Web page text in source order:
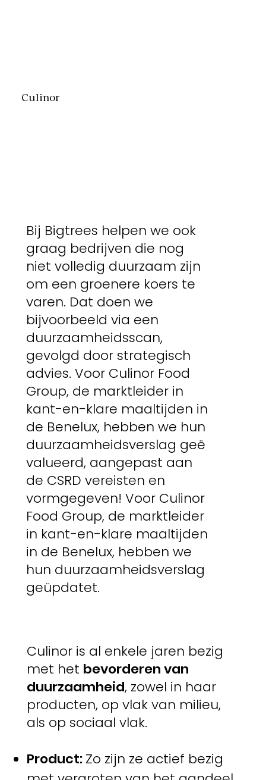
Bij Bigtrees helpen we ook
graag bedrijven die nog
niet volledig duurzaam zijn
om een groenere koers te
varen. Dat doen we
bijvoorbeeld via een
duurzaamheidsscan,
gevolgd door strategisch
advies. Voor Culinor Food
Group, de marktleider in
kant-en-klare maaltijden in
de Benelux, hebben we hun
duurzaamheidsverslag geë
valueerd, aangepast aan
de CSRD vereisten en
vormgegeven! Voor Culinor
Food Group, de marktleider
in kant-en-klare maaltijden
in de Benelux, hebben we
hun duurzaamheidsverslag
geüpdatet.
Culinor
Culinor is al enkele jaren bezig
met het bevorderen van
duurzaamheid, zowel in haar
producten, op vlak van milieu,
als op sociaal vlak.
Product:Zo zijn ze actief bezig